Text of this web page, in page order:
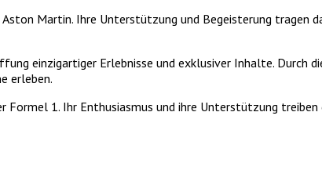
Martin. Ihre Unterstützung und Begeisterung tragen
einzigartiger Erlebnisse und exklusiver Inhalte. Durch
erleben.
1. Ihr Enthusiasmus und ihre Unterstützung